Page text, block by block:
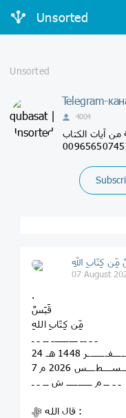
Unsorted
4004
آيات الكتاب
كِتَابِ اللهِ
07 August
.
قَبَسٌ
مِّن كِتَابِ اللهِ
1448 هـ
2026 م
ـ ـ ــ م ـــــــــ ش ــ ـ ـ
قال الله ﷻ :